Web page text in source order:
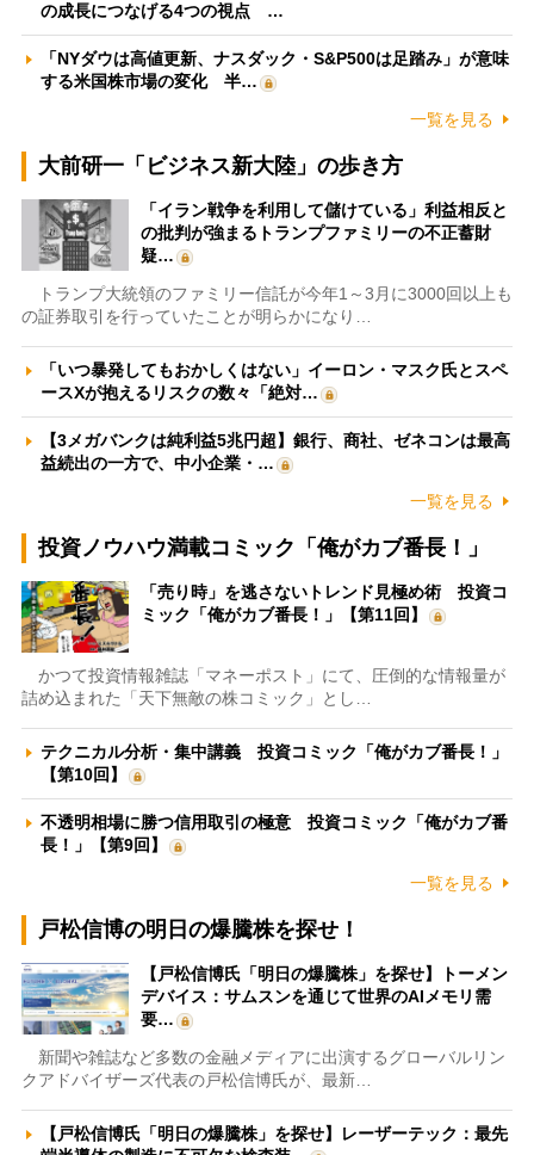
の成長につなげる4つの視点 …
「NYダウは高値更新、ナスダック・S&P500は足踏み」が意味
する米国株市場の変化 半…
一覧を見る
大前研一「ビジネス新大陸」の歩き方
「イラン戦争を利用して儲けている」利益相反と
の批判が強まるトランプファミリーの不正蓄財
疑…
トランプ大統領のファミリー信託が今年1～3月に3000回以上も
の証券取引を行っていたことが明らかになり…
「いつ暴発してもおかしくはない」イーロン・マスク氏とスペ
ースXが抱えるリスクの数々「絶対…
【3メガバンクは純利益5兆円超】銀行、商社、ゼネコンは最高
益続出の一方で、中小企業・…
一覧を見る
投資ノウハウ満載コミック「俺がカブ番長！」
「売り時」を逃さないトレンド見極め術 投資コ
ミック「俺がカブ番長！」【第11回】
かつて投資情報雑誌「マネーポスト」にて、圧倒的な情報量が
詰め込まれた「天下無敵の株コミック」とし…
テクニカル分析・集中講義 投資コミック「俺がカブ番長！」
【第10回】
不透明相場に勝つ信用取引の極意 投資コミック「俺がカブ番
長！」【第9回】
一覧を見る
戸松信博の明日の爆騰株を探せ！
【戸松信博氏「明日の爆騰株」を探せ】トーメン
デバイス：サムスンを通じて世界のAIメモリ需
要…
新聞や雑誌など多数の金融メディアに出演するグローバルリン
クアドバイザーズ代表の戸松信博氏が、最新…
【戸松信博氏「明日の爆騰株」を探せ】レーザーテック：最先